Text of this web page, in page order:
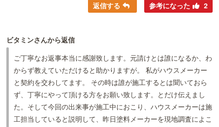
返信する 参考になった 2
ビタミンさんから返信
ご丁寧なお返事本当に感謝致します。元請けとは誰になるか、わ
からず教えていただけると助かりますが。 私がハウスメーカー
と契約を交わしてます。 その時は誰が施工するとは聞いておら
ず、丁寧にやって頂ける方をお願い致します。とだけ伝えまし
た。そして今回の出来事が施工中におこり、ハウスメーカーは施
工担当していると説明して、昨日塗料メーカーを現地調査によこ